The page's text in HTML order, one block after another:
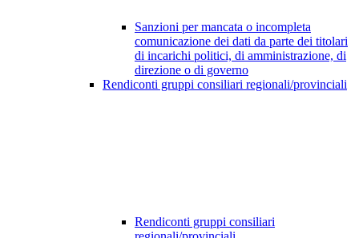
Sanzioni per mancata o incompleta
comunicazione dei dati da parte dei titolari
di incarichi politici, di amministrazione, di
direzione o di governo
Rendiconti gruppi consiliari regionali/provinciali
Rendiconti gruppi consiliari